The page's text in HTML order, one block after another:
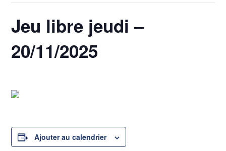
Jeu libre jeudi –
20/11/2025
Ajouter au calendrier